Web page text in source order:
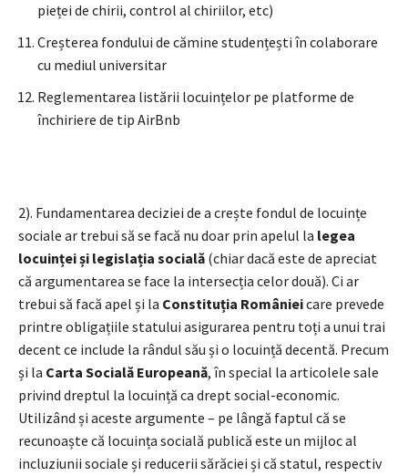
pieței de chirii, control al chiriilor, etc)
Creșterea fondului de cămine studențești în colaborare
cu mediul universitar
Reglementarea listării locuințelor pe platforme de
închiriere de tip AirBnb
2). Fundamentarea deciziei de a crește fondul de locuințe
sociale ar trebui să se facă nu doar prin apelul la legea
locuinței și legislația socială (chiar dacă este de apreciat
că argumentarea se face la intersecția celor două). Ci ar
trebui să facă apel și la Constituția Românieicare prevede
printre obligațiile statului asigurarea pentru toți a unui trai
decent ce include la rândul său și o locuință decentă. Precum
și la Carta Socială Europeană, în special la articolele sale
privind dreptul la locuință ca drept social-economic.
Utilizând și aceste argumente – pe lângă faptul că se
recunoaște că locuința socială publică este un mijloc al
incluziunii sociale și reducerii sărăciei și că statul, respectiv